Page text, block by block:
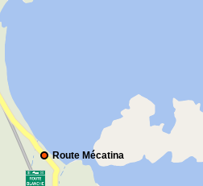
Route Mécatina